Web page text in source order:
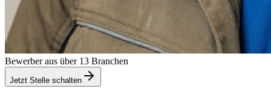
Bewerber aus über 13 Branchen
Jetzt Stelle schalten